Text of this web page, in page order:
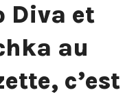
Diva et
au
c’est